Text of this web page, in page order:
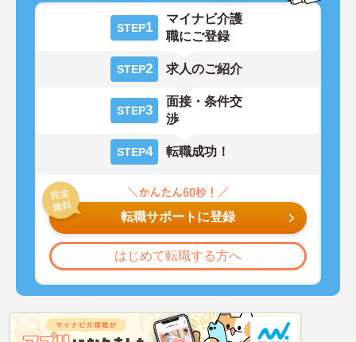
STEP1
マイナビ介護
職にご登録
STEP2 求人のご紹介
STEP3
面接・条件交
渉
STEP4 転職成功！
転職サポートに登録
はじめて転職する方へ